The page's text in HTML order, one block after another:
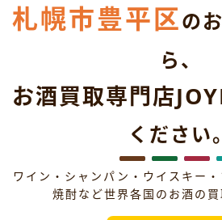
札幌市豊平区の
ら、
お酒買取専門店
ください。
ワイン・シャンパン・ウイスキー
焼酎など世界各国のお酒の買